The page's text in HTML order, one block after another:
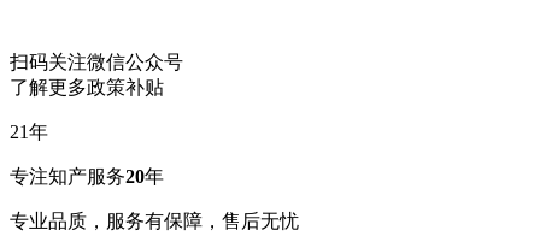
扫码关注微信公众号
了解更多政策补贴
21年
专注知产服务20年
专业品质，服务有保障，售后无忧